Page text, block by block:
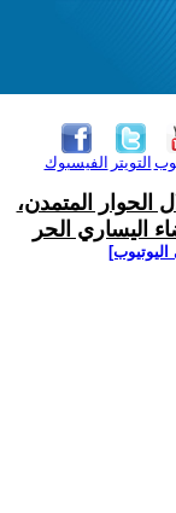
الفيسبوك التويتر
الحوار المتمدن،
اليساري الحر